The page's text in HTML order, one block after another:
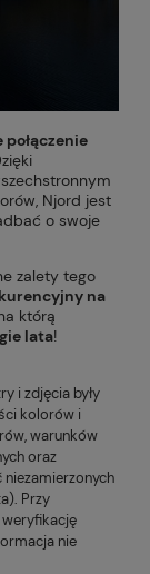
Njord jest
o swoje
zalety tego
na
którą
lata!
i zdjęcia były
kolorów i
warunków
oraz
Przy
nie